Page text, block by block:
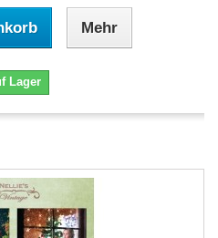
Mehr
Lager